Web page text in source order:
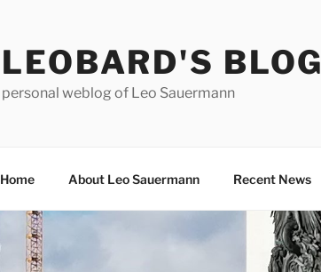
LEOBARD'S BLOG
personal weblog of Leo Sauermann
Home About Leo Sauermann Recent News